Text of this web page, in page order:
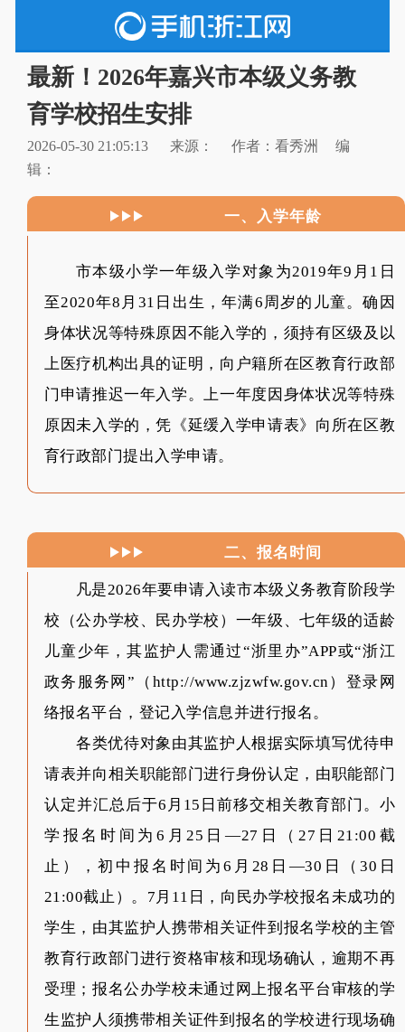
最新！2026年嘉兴市本级义务教
育学校招生安排
2026-05-30 21:05:13 来源： 作者：看秀洲
编
辑：
一、入学年龄
市本级小学一年级入学对象为2019年9月1日
至2020年8月31日出生，年满6周岁的儿童。确因
身体状况等特殊原因不能入学的，须持有区级及以
上医疗机构出具的证明，向户籍所在区教育行政部
门申请推迟一年入学。上一年度因身体状况等特殊
原因未入学的，凭《延缓入学申请表》向所在区教
育行政部门提出入学申请。
二、报名时间
凡是2026年要申请入读市本级义务教育阶段学
校（公办学校、民办学校）一年级、七年级的适龄
儿童少年，其监护人需通过“浙里办”APP或“浙江
政务服务网”（http://www.zjzwfw.gov.cn）登录网
络报名平台，登记入学信息并进行报名。
各类优待对象由其监护人根据实际填写优待申
请表并向相关职能部门进行身份认定，由职能部门
认定并汇总后于6月15日前移交相关教育部门。小
学报名时间为6月25日—27日（27日21:00截
止），初中报名时间为6月28日—30日（30日
21:00截止）。7月11日，向民办学校报名未成功的
学生，由其监护人携带相关证件到报名学校的主管
教育行政部门进行资格审核和现场确认，逾期不再
受理；报名公办学校未通过网上报名平台审核的学
生监护人须携带相关证件到报名的学校进行现场确